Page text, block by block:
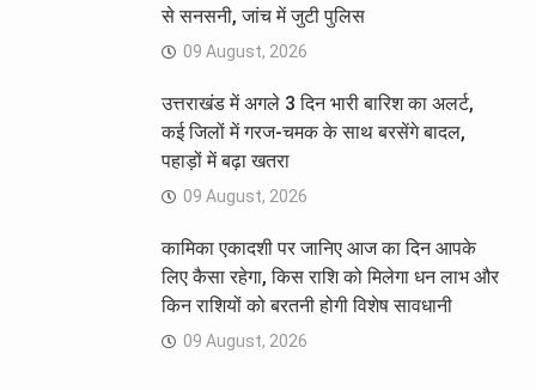
से सनसनी, जांच में जुटी पुलिस
09 August, 2026
उत्तराखंड में अगले 3 दिन भारी बारिश का अलर्ट,
कई जिलों में गरज-चमक के साथ बरसेंगे बादल,
पहाड़ों में बढ़ा खतरा
09 August, 2026
कामिका एकादशी पर जानिए आज का दिन आपके
लिए कैसा रहेगा, किस राशि को मिलेगा धन लाभ और
किन राशियों को बरतनी होगी विशेष सावधानी
09 August, 2026